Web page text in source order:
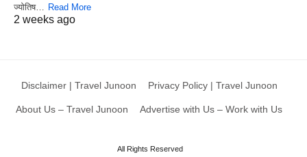
ज्योतिष… Read More
2 weeks ago
Disclaimer | Travel Junoon Privacy Policy | Travel Junoon
About Us – Travel Junoon Advertise with Us – Work with Us
All Rights Reserved